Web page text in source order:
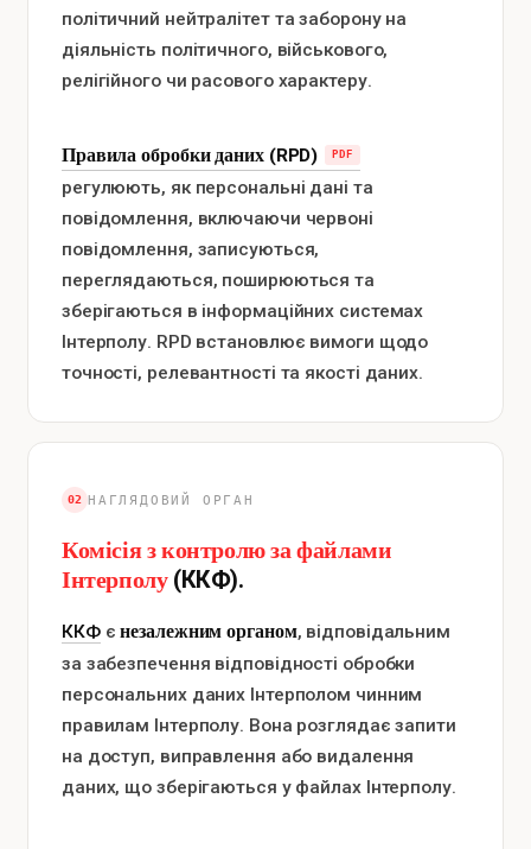
політичний нейтралітет та заборону на
діяльність політичного, військового,
релігійного чи расового характеру.
Правила обробки даних (RPD)
регулюють, як персональні дані та
повідомлення, включаючи червоні
повідомлення, записуються,
переглядаються, поширюються та
зберігаються в інформаційних системах
Інтерполу. RPD встановлює вимоги щодо
точності, релевантності та якості даних.
02 НАГЛЯДОВИЙ ОРГАН
Комісія з контролю за файлами
Інтерполу(ККФ).
ККФєнезалежним органом, відповідальним
за забезпечення відповідності обробки
персональних даних Інтерполом чинним
правилам Інтерполу. Вона розглядає запити
на доступ, виправлення або видалення
даних, що зберігаються у файлах Інтерполу.